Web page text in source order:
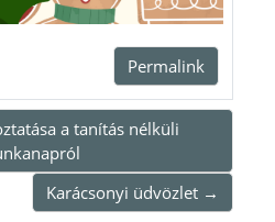
Permalink
a tanítás nélküli
Karácsonyi üdvözlet →